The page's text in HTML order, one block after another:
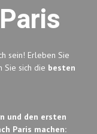
Paris
sein! Erleben Sie
Sie sich die besten
und den ersten
Paris machen: